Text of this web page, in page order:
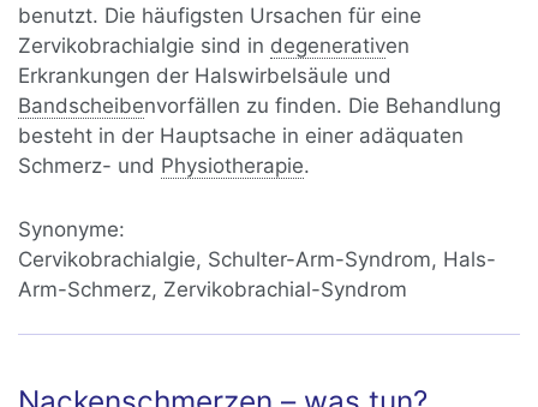
benutzt. Die häufigsten Ursachen für eine
Zervikobrachialgie sind in degenerativen
Erkrankungen der Halswirbelsäule und
Bandscheibenvorfällen zu finden. Die Behandlung
besteht in der Hauptsache in einer adäquaten
Schmerz- und Physiotherapie.
Synonyme:
Cervikobrachialgie, Schulter-Arm-Syndrom, Hals-
Arm-Schmerz, Zervikobrachial-Syndrom